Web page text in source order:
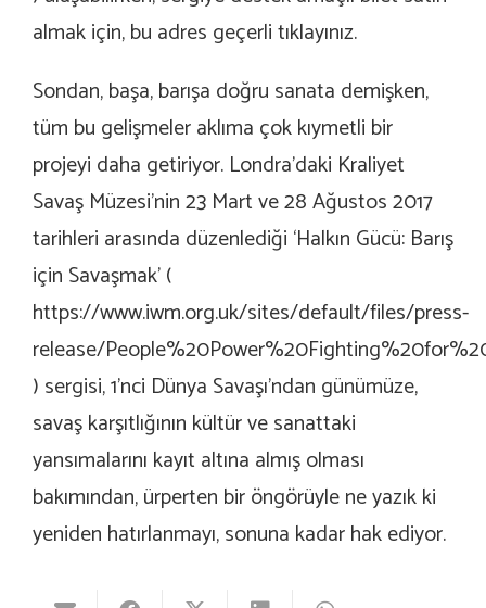
almak için, bu adres geçerlitıklayınız.
Sondan, başa, barışa doğru sanata demişken,
tüm bu gelişmeler aklıma çok kıymetli bir
projeyi daha getiriyor. Londra’daki Kraliyet
Savaş Müzesi’nin 23 Mart ve 28 Ağustos 2017
tarihleri arasında düzenlediği ‘Halkın Gücü: Barış
için Savaşmak’ (
https://www.iwm.org.uk/sites/default/files/press-
release/
) sergisi, 1’nci Dünya Savaşı’ndan günümüze,
savaş karşıtlığının kültür ve sanattaki
yansımalarını kayıt altına almış olması
bakımından, ürperten bir öngörüyle ne yazık ki
yeniden hatırlanmayı, sonuna kadar hak ediyor.